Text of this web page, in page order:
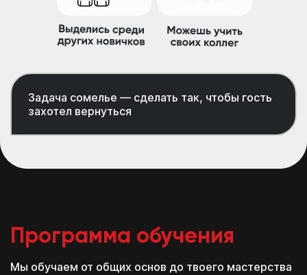
Задача сомелье — сделать так, чтобы гость
захотел вернуться
Программа обучения
Мы обучаем от общих основ до твоего мастерства